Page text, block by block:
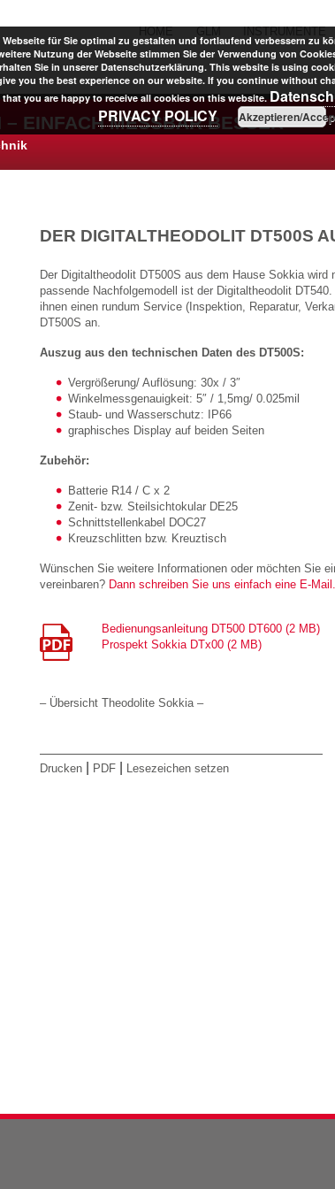
EINFACH MESSBAR BESSER
DER DIGITALTHEODOLIT DT500S
Der Digitaltheodolit DT500S aus dem Hause Sokkia
passende Nachfolgemodell ist der Digitaltheodolit
ihnen einen rundum Service (Inspektion, Reparatur,
DT500S an.
Auszug aus den technischen Daten des DT500S:
Vergrößerung/ Auflösung: 30x / 3″
Winkelmessgenauigkeit: 5″ / 1,5mg/ 0.025mil
Staub- und Wasserschutz: IP66
graphisches Display auf beiden Seiten
Zubehör:
Batterie R14 / C x 2
Zenit- bzw. Steilsichtokular DE25
Schnittstellenkabel DOC27
Kreuzschlitten bzw. Kreuztisch
Wünschen Sie weitere Informationen oder möchten Sie
vereinbaren? Dann schreiben Sie uns einfach eine E-Mail.
Bedienungsanleitung DT500 DT600 (2 MB)
Prospekt Sokkia DTx00 (2 MB)
– Übersicht Theodolite Sokkia –
Drucken PDF Lesezeichen setzen
Webseite für Sie optimal zu gestalten und fortlaufend verbessern zu
Nutzung der Webseite stimmen Sie der Verwendung von
Sie in unserer Datenschutzerklärung. This website is using
you the best experience on our website. If you continue without
that you are happy to receive all cookies on this website.
PRIVACY POLICY
Akzeptieren/